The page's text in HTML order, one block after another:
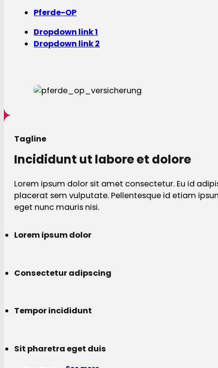
Pferde-OP
Dropdown link 1
Dropdown link 2
Tagline
Incididunt ut labore et dolore
Lorem ipsum dolor sit amet consectetur. Eu id
placerat sem vulputate. Pellentesque id etiam
eget nunc mauris nisi.
Lorem ipsum dolor
Consectetur adipscing
Tempor incididunt
Sit pharetra eget duis